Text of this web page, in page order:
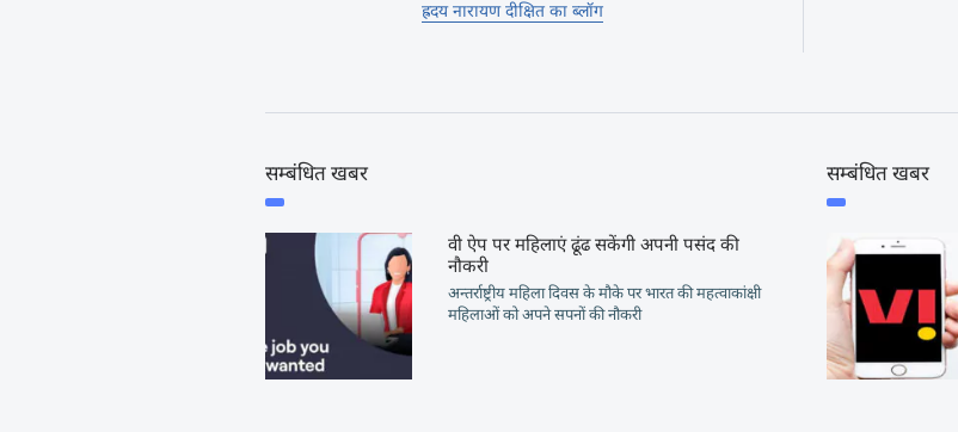
ह्रदय नारायण दीक्षित का ब्लॉग
सम्बंधित खबर
वी ऐप पर महिलाएं ढूंढ सकेंगी अपनी पसंद की
नौकरी
अन्तर्राष्ट्रीय महिला दिवस के मौके पर भारत की महत्वाकांक्षी
महिलाओं को अपने सपनों की नौकरी
सम्बंधित खबर